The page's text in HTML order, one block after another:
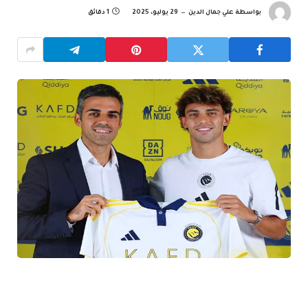
بواسطة علي جمال الدين 29 يوليو، 2025 1 دقائق